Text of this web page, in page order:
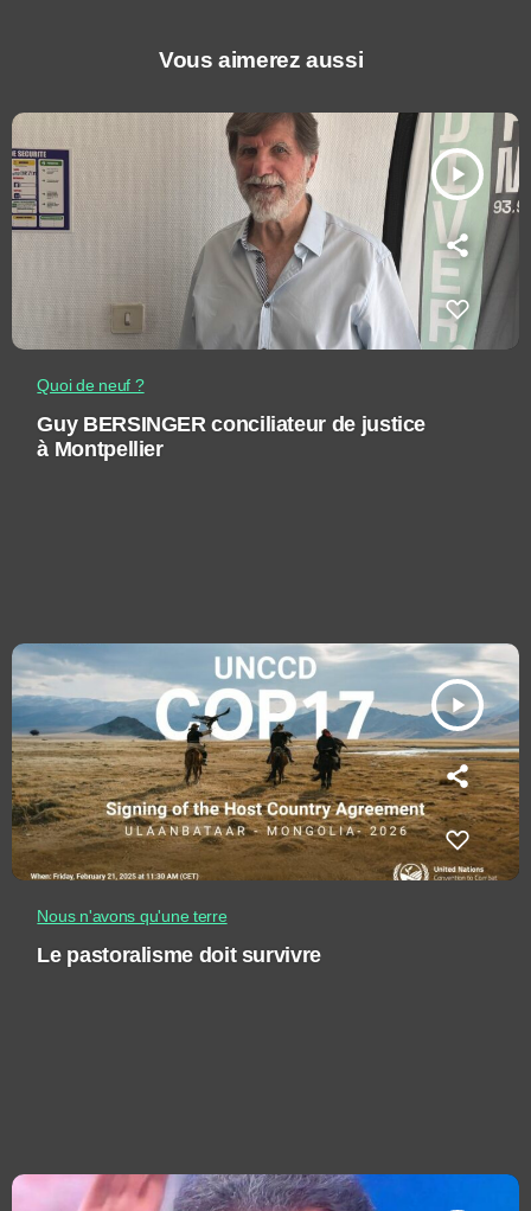
Vous aimerez aussi
play_arrow
Quoi de neuf ?
Guy BERSINGER conciliateur de justice
à Montpellier
play_arrow
Nous n'avons qu'une terre
Le pastoralisme doit survivre